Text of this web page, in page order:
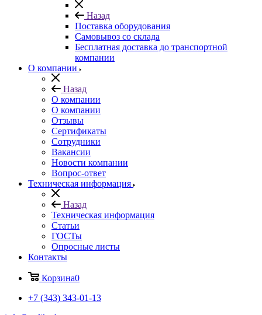
Назад
Поставка оборудования
Самовывоз со склада
Бесплатная доставка до транспортной
компании
О компании
Назад
О компании
О компании
Отзывы
Сертификаты
Сотрудники
Вакансии
Новости компании
Вопрос-ответ
Техническая информация
Назад
Техническая информация
Статьи
ГОСТы
Опросные листы
Контакты
Корзина0
+7 (343) 343-01-13